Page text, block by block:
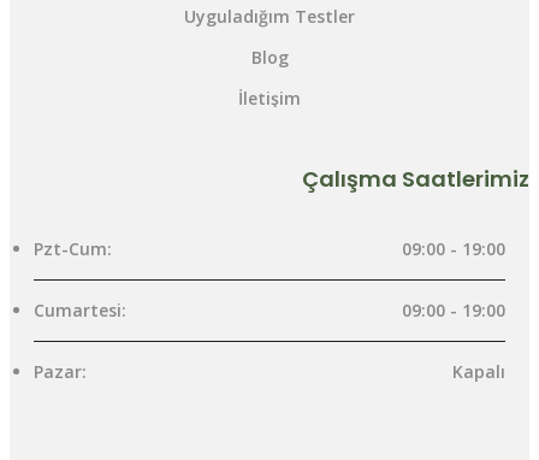
Uyguladığım Testler
Blog
İletişim
Çalışma Saatlerimiz
Pzt-Cum: 09:00 - 19:00
Cumartesi: 09:00 - 19:00
Pazar: Kapalı